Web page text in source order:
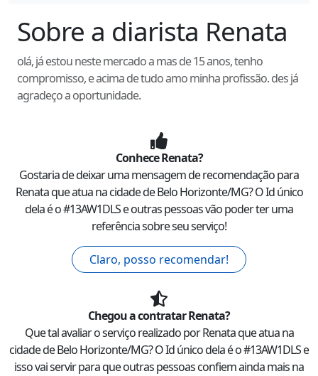
Sobre a diarista Renata
olá, já estou neste mercado a mas de 15 anos, tenho
compromisso, e acima de tudo amo minha profissão. des já
agradeço a oportunidade.
ConheceRenata?
Gostaria de deixar uma mensagem de recomendação para
Renataque atua na cidade deBelo Horizonte/MG? O Id único
dela é o #13AW1DLSe outras pessoas vão poder ter uma
referência sobre seu serviço!
Claro, posso recomendar!
Chegou a contratarRenata?
Que tal avaliar o serviço realizado porRenataque atua na
cidade deBelo Horizonte/MG? O Id único dela é o #13AW1DLSe
isso vai servir para que outras pessoas confiem ainda mais na